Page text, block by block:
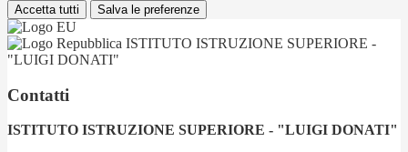
Accetta tutti Salva le preferenze
ISTITUTO ISTRUZIONE SUPERIORE -
"LUIGI DONATI"
Contatti
ISTITUTO ISTRUZIONE SUPERIORE - "LUIGI DONATI"